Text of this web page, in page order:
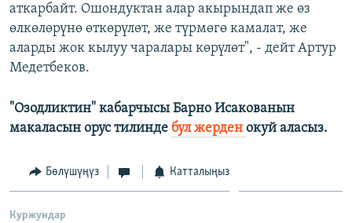
аткарбайт. Ошондуктан алар акырындап же өз
өлкөлөрүнө өткөрүлөт, же түрмөгө камалат, же
аларды жок кылуу чаралары көрүлөт", - дейт Артур
Медетбеков.
"Озодликтин" кабарчысы Барно Исакованын
макаласын орус тилинде бул жерден окуй аласыз.
Бөлүшүңүз Катталыңыз
Куржундар